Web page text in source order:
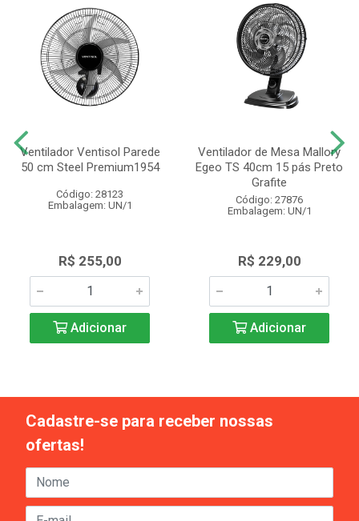
Ventilador Ventisol Parede
50 cm Steel Premium1954
Código: 28123
Embalagem: UN/1
R$ 255,00
Adicionar
Ventilador de Mesa Mallory
Egeo TS 40cm 15 pás Preto
Grafite
Código: 27876
Embalagem: UN/1
R$ 229,00
Adicionar
Cadastre-se para receber nossas
ofertas!